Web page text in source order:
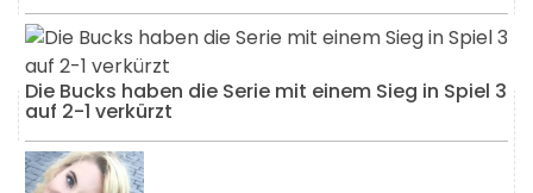
Die Bucks haben die Serie mit einem Sieg in Spiel 3
auf 2-1 verkürzt